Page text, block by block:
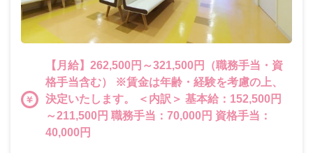
【月給】262,500円～321,500円（職務手当・資
格手当含む） ※賃金は年齢・経験を考慮の上、
決定いたします。 ＜内訳＞ 基本給：152,500円
～211,500円 職務手当：70,000円 資格手当：
40,000円